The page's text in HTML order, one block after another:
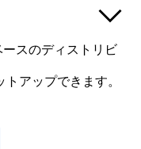
スのディストリビ
トアップできます。